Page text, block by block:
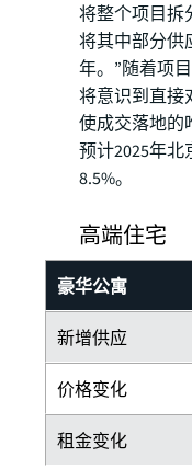
将整个项目拆
将其中部分供
年。”随着项
将意识到直接
使成交落地的
预计2025年
8.5%。
高端住宅
豪华公寓
新增供应
价格变化
租金变化